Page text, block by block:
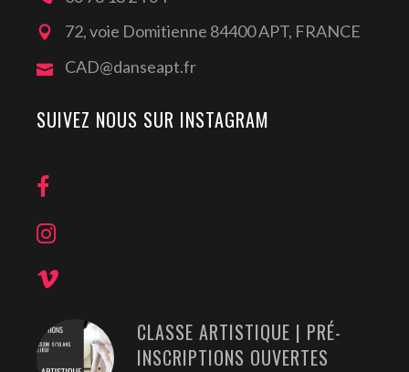
72, voie Domitienne 84400 APT, FRANCE
CAD@danseapt.fr
SUIVEZ NOUS SUR INSTAGRAM
CLASSE ARTISTIQUE | PRÉ-
INSCRIPTIONS OUVERTES